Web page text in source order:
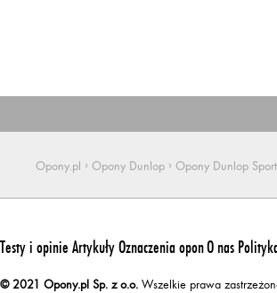
Opony.pl › Opony Dunlop › Opony Dunlop
Testy i opinie ArtykułyOznaczenia oponO nas
© 2021 Opony.pl Sp. z o.o. Wszelkie prawa